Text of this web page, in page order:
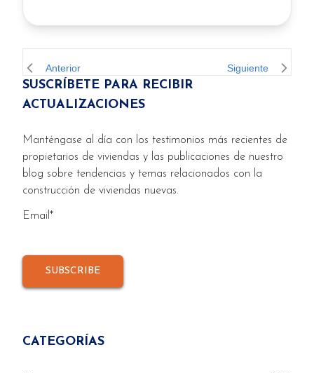
SUSCRÍBETE PARA RECIBIR
ACTUALIZACIONES
Manténgase al día con los testimonios más recientes de
propietarios de viviendas y las publicaciones de nuestro
blog sobre tendencias y temas relacionados con la
construcción de viviendas nuevas.
Email*
CATEGORÍAS
Industria de la Construcción de
Charlotte-DeSoto. Ubicado en The
Hammocks at West Port en Port
Charlotte, el modelo decorado
profesionalmente recibió premios al
mejor exterior para […]
Anterior Siguiente